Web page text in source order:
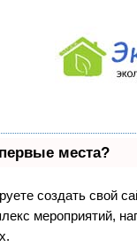
места?
создать свой
мероприятий,